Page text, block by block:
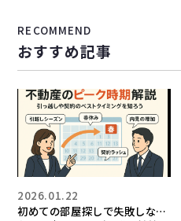
RECOMMEND
おすすめ記事
初めての部屋探しで失敗しない
2026.01.22